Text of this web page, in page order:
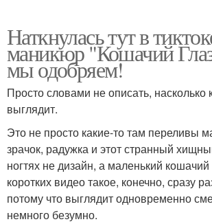
Наткнулась тут в
маникюр "Кошачий
мы одобряем!
Просто словами не описать, насколько
выглядит.
Это не просто какие-то там переливы
зрачок, радужка и этот странный
ногтях не дизайн, а маленький кошачий
коротких видео такое, конечно, сразу
потому что выглядит одновременно
немного безумно.